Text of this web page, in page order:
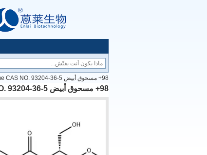
98+ مسحوق أبيض Cbz-D-Ser-Ome CAS NO. 93204-36-5
98+ مسحوق أبيض Cbz-D-Ser-Ome CAS NO. 93204-36-5